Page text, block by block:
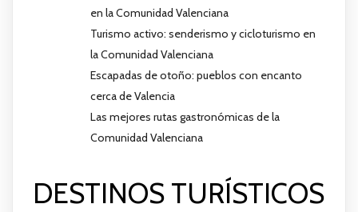
en la Comunidad Valenciana
Turismo activo: senderismo y cicloturismo en
la Comunidad Valenciana
Escapadas de otoño: pueblos con encanto
cerca de Valencia
Las mejores rutas gastronómicas de la
Comunidad Valenciana
DESTINOS TURÍSTICOS